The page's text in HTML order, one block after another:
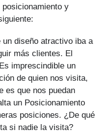
y
un diseño atractivo iba a
más clientes. El
imprescindible un
de quien nos visita,
es que nos puedan
un Posicionamiento
posiciones. ¿De qué
si nadie la visita?